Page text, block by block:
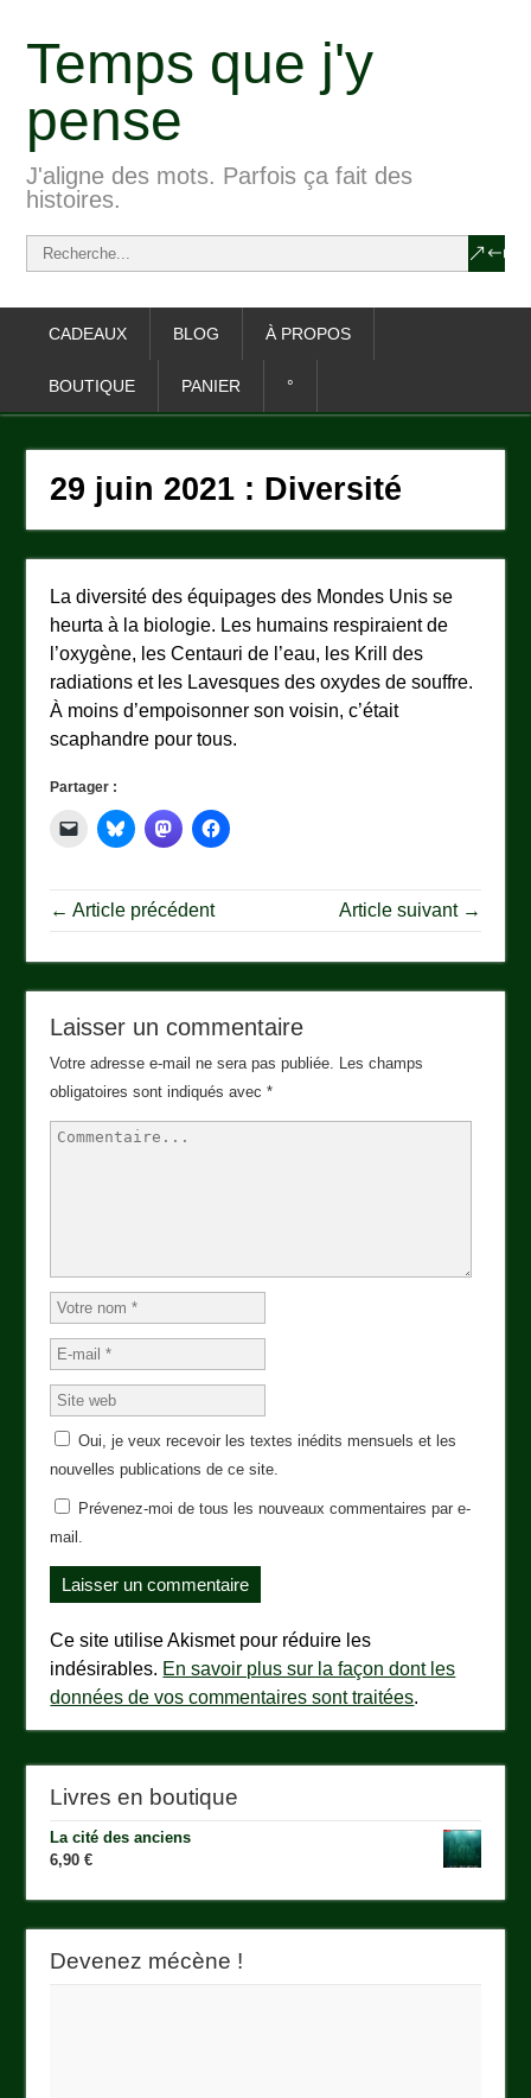
Temps que j'y
pense
J'aligne des mots. Parfois ça fait des
histoires.
CADEAUX BLOG À PROPOS
BOUTIQUE PANIER °
29 juin 2021 : Diversité
La diversité des équipages des Mondes Unis se
heurta à la biologie. Les humains respiraient de
l’oxygène, les Centauri de l’eau, les Krill des
radiations et les Lavesques des oxydes de souffre.
À moins d’empoisonner son voisin, c’était
scaphandre pour tous.
Partager :
← Article précédent Article suivant →
Laisser un commentaire
Votre adresse e-mail ne sera pas publiée. Les champs
obligatoires sont indiqués avec*
Oui, je veux recevoir les textes inédits mensuels et les
nouvelles publications de ce site.
Prévenez-moi de tous les nouveaux commentaires par e-
mail.
Ce site utilise Akismet pour réduire les
indésirables. En savoir plus sur la façon dont les
données de vos commentaires sont traitées.
Livres en boutique
La cité des anciens
6,90€
Devenez mécène !